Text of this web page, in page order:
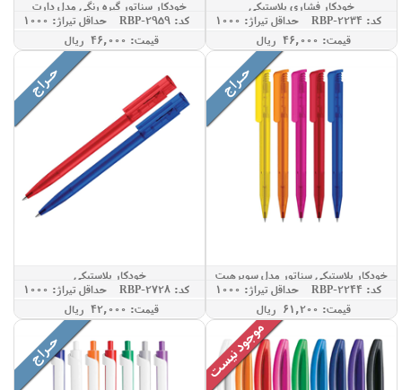
خودکار فشاری پلاستیکی
کد: RBP-2234
حداقل تيراژ: 1000
قيمت: 46,000 ريال
خودکار سناتور گیره رنگی مدل دارت
کد: RBP-2959
حداقل تيراژ: 1000
قيمت: 46,000 ريال
خودکار پلاستیکی سناتور مدل سوپرهیت
کد: RBP-2244
حداقل تيراژ: 1000
قيمت: 61,200 ريال
خودکار پلاستیکی
کد: RBP-2728
حداقل تيراژ: 1000
قيمت: 42,000 ريال